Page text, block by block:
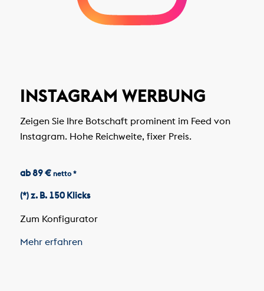
INSTAGRAM WERBUNG
Zeigen Sie Ihre Botschaft prominent im Feed von
Instagram. Hohe Reichweite, fixer Preis.
ab 89 € netto *
(*) z. B. 150 Klicks
Zum Konfigurator
Mehr erfahren